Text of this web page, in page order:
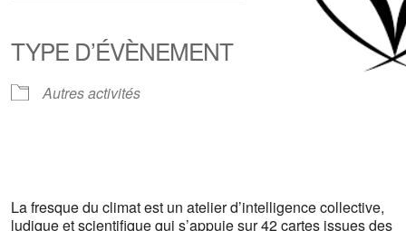
TYPE D’ÉVÈNEMENT
Autres activités
La fresque du climat est un atelier d’intelligence collective,
ludique et scientifique qui s’appuie sur 42 cartes issues des